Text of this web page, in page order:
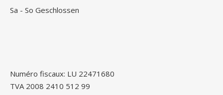
Sa - So Geschlossen
Numéro fiscaux: LU 22471680
TVA 2008 2410 512 99